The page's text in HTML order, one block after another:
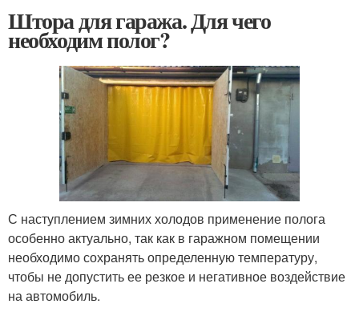
Штора для гаража. Для чего
необходим полог?
С наступлением зимних холодов применение полога
особенно актуально, так как в гаражном помещении
необходимо сохранять определенную температуру,
чтобы не допустить ее резкое и негативное воздействие
на автомобиль.